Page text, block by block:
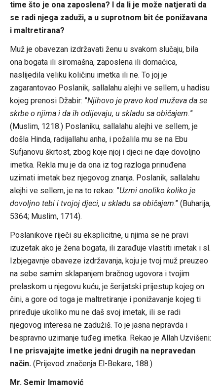
time što je ona zaposlena? I da li je može natjerati da
se radi njega zaduži, a u suprotnom bit će ponižavana
i maltretirana?
Muž je obavezan izdržavati ženu u svakom slučaju, bila
ona bogata ili siromašna, zaposlena ili domaćica,
naslijedila veliku količinu imetka ili ne. To joj je
zagarantovao Poslanik, sallalahu alejhi ve sellem, u hadisu
kojeg prenosi Džabir: ”Njihovo je pravo kod muževa da se
skrbe o njima i da ih odijevaju, u skladu sa običajem.”
(Muslim, 1218.) Poslaniku, sallalahu alejhi ve sellem, je
došla Hinda, radijallahu anha, i požalila mu se na Ebu
Sufjanovu škrtost, zbog koje njoj i djeci ne daje dovoljno
imetka. Rekla mu je da ona iz tog razloga prinuđena
uzimati imetak bez njegovog znanja. Poslanik, sallalahu
alejhi ve sellem, je na to rekao: ”Uzmi onoliko koliko je
dovoljno tebi i tvojoj djeci, u skladu sa običajem.” (Buharija,
5364; Muslim, 1714).
Poslanikove riječi su eksplicitne, u njima se ne pravi
izuzetak ako je žena bogata, ili zarađuje vlastiti imetak i sl.
Izbjegavnje obaveze izdržavanja, koju je tvoj muž preuzeo
na sebe samim sklapanjem bračnog ugovora i tvojim
prelaskom u njegovu kuću, je šerijatski prijestup kojeg on
čini, a gore od toga je maltretiranje i ponižavanje kojeg ti
priređuje ukoliko mu ne daš svoj imetak, ili se radi
njegovog interesa ne zadužiš. To je jasna nepravda i
bespravno uzimanje tuđeg imetka. Rekao je Allah Uzvišeni:
I ne prisvajajte imetke jedni drugih na nepravedan
način.(Prijevod značenja El-Bekare, 188.)
Mr. Semir Imamović